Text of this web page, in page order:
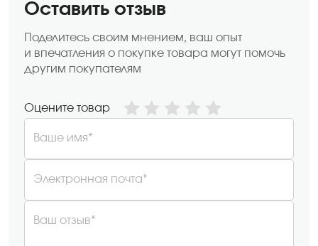
Оставить отзыв
Поделитесь своим мнением, ваш опыт
и впечатления о покупке товара могут помочь
другим покупателям
Оцените товар
Ваше имя*
Электронная почта*
Ваш отзыв*